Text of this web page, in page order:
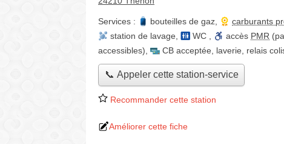
Services : bouteilles de gaz carburants
station de lavage
WC accès PMR
accessibles)
CB acceptée laverie relais
📞 Appeler cette station-service
Recommander cette station
Améliorer cette fiche